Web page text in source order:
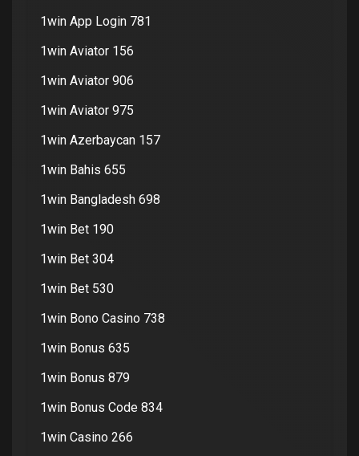
1win App Login 781
1win Aviator 156
1win Aviator 906
1win Aviator 975
1win Azerbaycan 157
1win Bahis 655
1win Bangladesh 698
1win Bet 190
1win Bet 304
1win Bet 530
1win Bono Casino 738
1win Bonus 635
1win Bonus 879
1win Bonus Code 834
1win Casino 266